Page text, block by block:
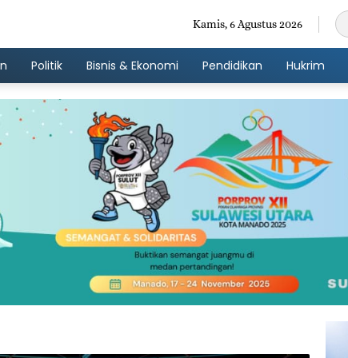
Kamis, 6 Agustus 2026
Politik Bisnis & Ekonomi Pendidikan Hukrim